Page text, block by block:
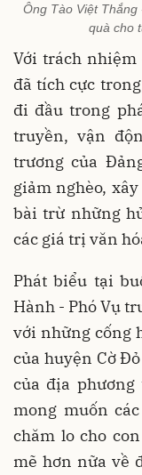
Ông Tào Việt
quà cho
Với trách
đã tích cực
đi đầu trong
truyền, vận
trương của
giảm nghèo,
bài trừ những
các giá trị văn
Phát biểu tại
Hành - Phó Vụ
với những cống
của huyện Cờ
của địa
mong muốn
chăm lo cho
mẽ hơn nữa về